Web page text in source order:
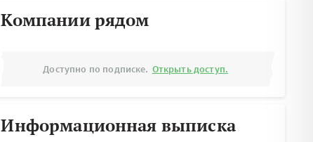
Компании рядом
Доступно по подписке. Открыть доступ.
Информационная выписка